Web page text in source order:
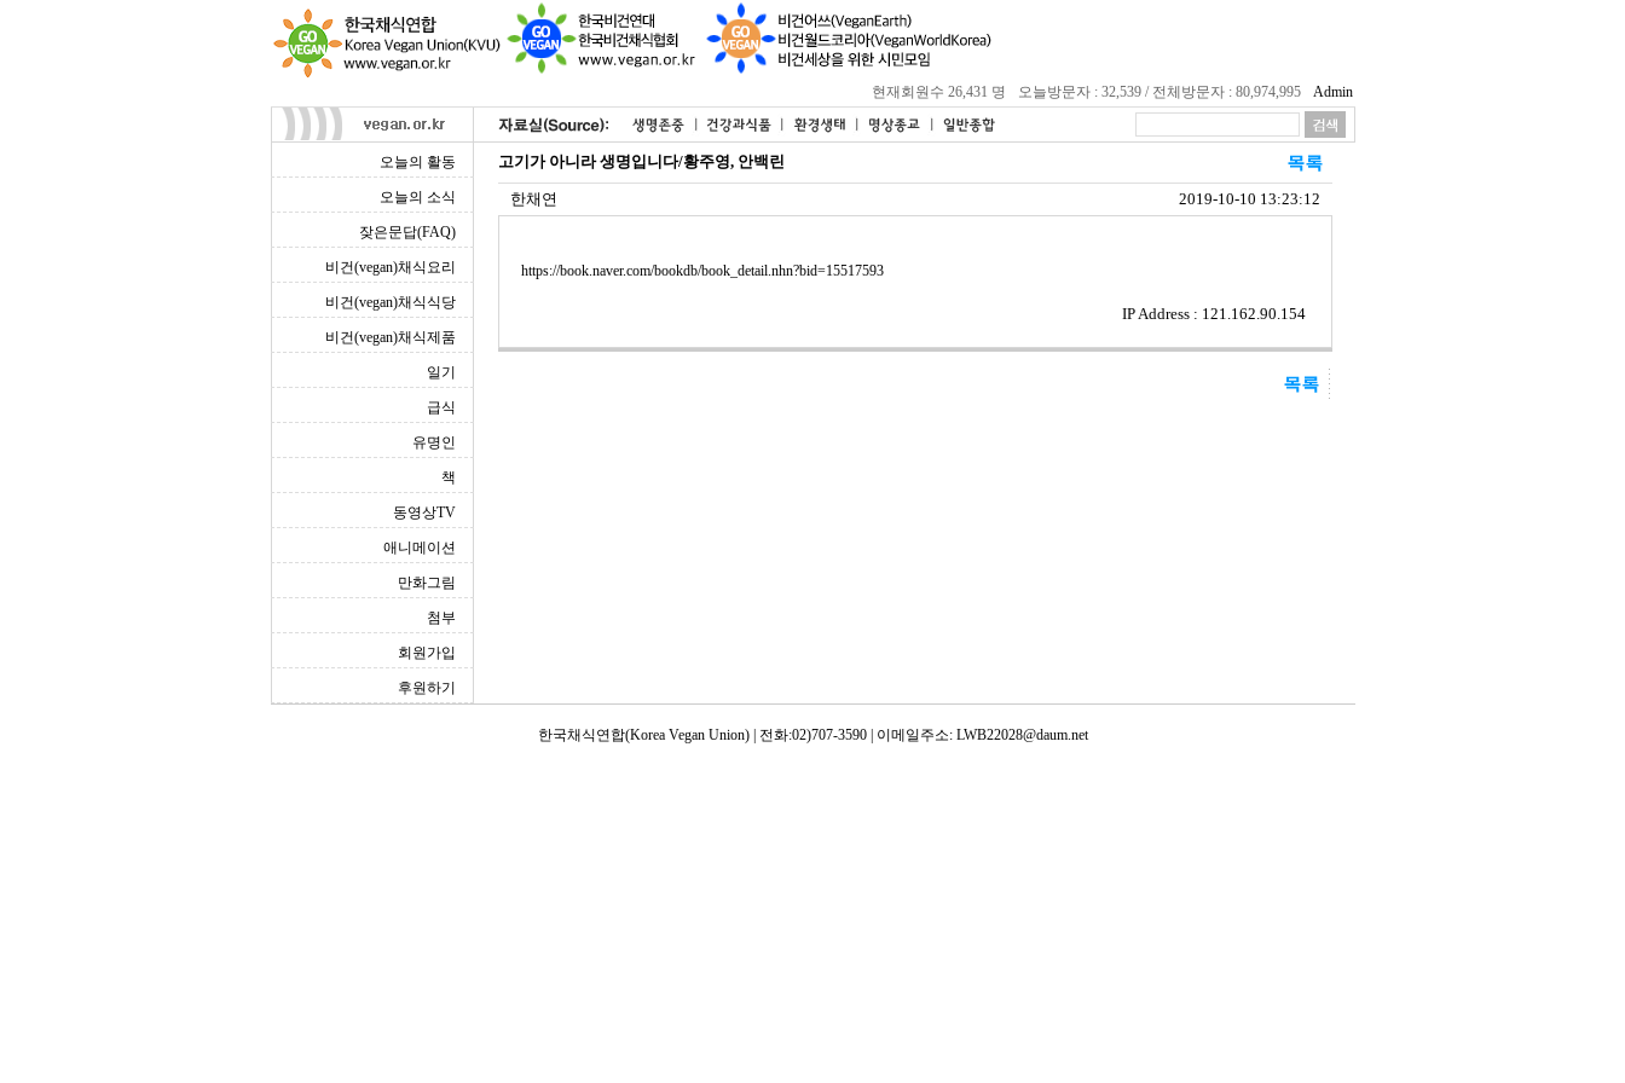
현재회원수 26,431 명 오늘방문자 : 32,539 / 전체방문자 : 80,974,995 Admin
오늘의 활동
오늘의 소식
잦은문답(FAQ)
비건(vegan)채식요리
비건(vegan)채식식당
비건(vegan)채식제품
일기
급식
유명인
책
동영상TV
애니메이션
만화그림
첨부
회원가입
후원하기
고기가 아니라 생명입니다/황주영, 안백린
한채연 2019-10-10 13:23:12
https://book.naver.com/bookdb/book_detail.nhn?bid=15517593
IP Address : 121.162.90.154
한국채식연합(Korea Vegan Union) | 전화:02)707-3590 | 이메일주소: LWB22028@daum.net